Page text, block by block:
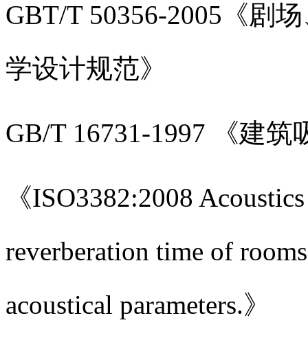
GBT/T 50356-2005 《剧
学设计规范》
GB/T 16731-1997 《建
《ISO3382:2008
reverberation time of
acoustical parameters.》